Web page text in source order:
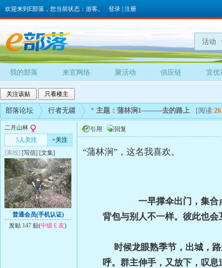
欢迎来到E部落，您当前状态：游客。 登录 注册
活动
我的部落 来宜网络 聚活动 供应链 宜优
关注该贴 只看楼主
部落论坛 行者无疆 * 主题：蒲林涧1———去的路上 [阅读:
二月山林
5人关注
+关注
[离线] [写信] [文集]
普通会员(手机认证)
发贴 147 贴(中级Ｅ友)
引用 回复
“蒲林涧” ，这名我喜欢。
一早撑伞出门，集合点公
背包与别人不一样。彼此也
时候龙眼熟季节，出城，路
呼。群主伸手，又放下，叹